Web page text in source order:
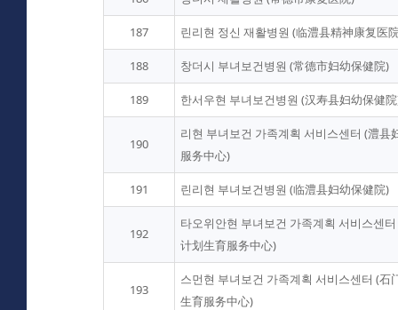
187 린리현 정신 재활병원 (临澧县精神康复医
188 창더시 부녀보건병원 (常德市妇幼保健院)
189 한서우현 부녀보건병원 (汉寿县妇幼保健
190
리현 부녀보건 가족계획 서비스센터 (澧县
服务中心)
191 린리현 부녀보건병원 (临澧县妇幼保健院)
192
타오위안현 부녀보건 가족계획 서비스센
计划生育服务中心)
193
스먼현 부녀보건 가족계획 서비스센터 (石
生育服务中心)